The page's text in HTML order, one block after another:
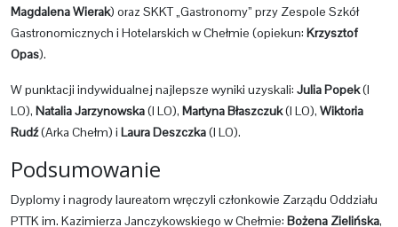
Magdalena Wierak) oraz SKKT „Gastronomy” przy Zespole Szkół
Gastronomicznych i Hotelarskich w Chełmie (opiekun: Krzysztof
Opas).
W punktacji indywidualnej najlepsze wyniki uzyskali: Julia Popek(I
LO), Natalia Jarzynowska(I LO), Martyna Błaszczuk(I LO), Wiktoria
Rudź(Arka Chełm) i Laura Deszczka(I LO).
Podsumowanie
Dyplomy i nagrody laureatom wręczyli członkowie Zarządu Oddziału
PTTK im. Kazimierza Janczykowskiego w Chełmie: Bożena Zielińska,